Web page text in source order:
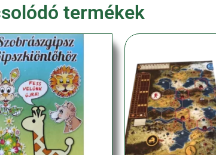
termékek